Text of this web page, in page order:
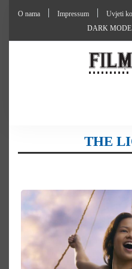
O nama Impressum Uvjeti
DARK MODE
THE